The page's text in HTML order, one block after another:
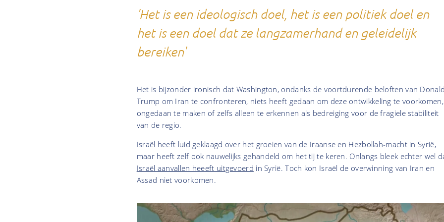
'Het is een ideologisch doel, het is een politiek doel en
het is een doel dat ze langzamerhand en geleidelijk
bereiken'
Het is bijzonder ironisch dat Washington, ondanks de voortdurende beloften van
Trump om Iran te confronteren, niets heeft gedaan om deze ontwikkeling te voorkomen,
ongedaan te maken of zelfs alleen te erkennen als bedreiging voor de fragiele stabiliteit
van de regio.
Israël heeft luid geklaagd over het groeien van de Iraanse en Hezbollah-macht in Syrië,
maar heeft zelf ook nauwelijks gehandeld om het tij te keren. Onlangs bleek echter wel
Israël aanvallen heeeft uitgevoerd in Syrië. Toch kon Israël de overwinning van Iran en
Assad niet voorkomen.